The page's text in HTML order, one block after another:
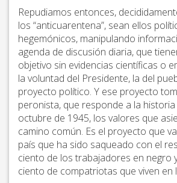
Repudiamos entonces,
los “anticuarentena”, sean ellos
hegemónicos, manipulando
agenda de discusión diaria, que
objetivo sin evidencias científicas o
la voluntad del Presidente, la del
proyecto político. Y ese proyecto
peronista, que responde a la
octubre de 1945, los valores que
camino común. Es el proyecto que
país que ha sido saqueado con el
ciento de los trabajadores en negro
ciento de compatriotas que viven en